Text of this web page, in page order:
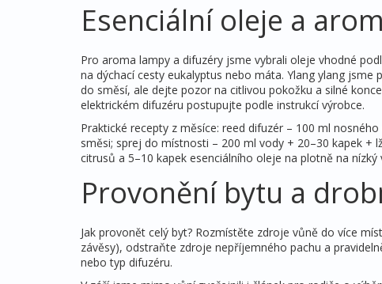
Esenciální oleje a
Pro aroma lampy a difuzéry jsme vybrali oleje vhodné
na dýchací cesty eukalyptus nebo máta. Ylang ylang
do směsí, ale dejte pozor na citlivou pokožku a silné
elektrickém difuzéru postupujte podle instrukcí výrobce.
Praktické recepty z měsíce: reed difuzér – 100 ml
směsi; sprej do místnosti – 200 ml vody + 20–30 kapek +
citrusů a 5–10 kapek esenciálního oleje na plotně na
Provonění bytu a
Jak provonět celý byt? Rozmístěte zdroje vůně do více
závěsy), odstraňte zdroje nepříjemného pachu a
nebo typ difuzéru.